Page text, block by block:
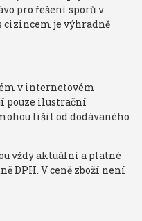
pro řešení sporů v
cizincem je výhradně
v internetovém
pouze ilustrační
lišit od dodávaného
vždy aktuální a platné
DPH. V ceně zboží není